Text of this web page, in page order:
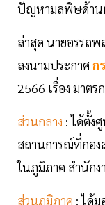
ปัญหามลพิษด้าน
ล่าสุด นายอรรถพ
ลงนามประกาศ ก
2566 เรื่อง มาต
ส่วนกลาง : ได้ตั้ง
สถานการณ์ที่กอง
ในภูมิภาค สำนักง
ส่วนภูมิภาค : ได้